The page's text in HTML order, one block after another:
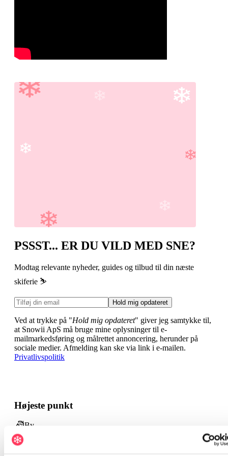
PSSST... ER DU VILD MED SNE?
Modtag relevante nyheder, guides og tilbud til din næste
skiferie ⛷️
Hold mig opdateret
Ved at trykke på "Hold mig opdateret" giver jeg samtykke til,
at Snowii ApS må bruge mine oplysninger til e-
mailmarkedsføring og målrettet annoncering, herunder på
sociale medier. Afmelding kan ske via link i e-mailen.
Privatlivspolitik
Højeste punkt
By
800 m